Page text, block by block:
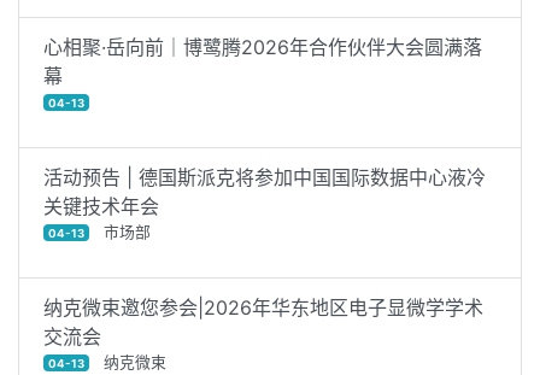
心相聚·岳向前｜博鹭腾2026年合作伙伴大会圆满落
幕
04-13
活动预告 | 德国斯派克将参加中国国际数据中心液冷
关键技术年会
04-13 市场部
纳克微束邀您参会|2026年华东地区电子显微学学术
交流会
04-13 纳克微束